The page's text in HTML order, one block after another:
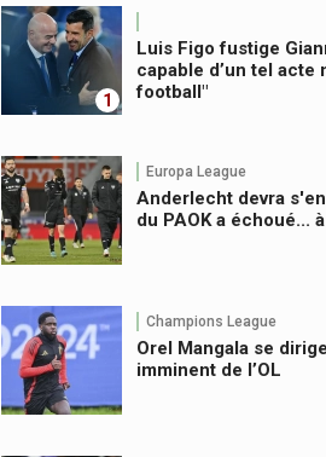
1
Luis Figo fustige
capable d’un tel acte
football"
Europa League
Anderlecht devra
du PAOK a échoué...
Champions League
Orel Mangala se
imminent de l’OL